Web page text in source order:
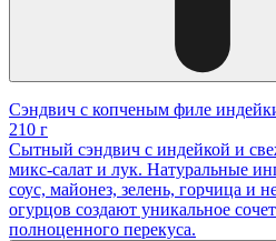
Сэндвич с копченым филе
210 г
Сытный сэндвич с индейкой и
микс-салат и лук. Натуральные
соус, майонез, зелень, горчица и
огурцов создают уникальное
полноценного перекуса.